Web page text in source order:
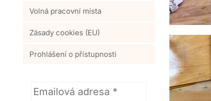
Volná pracovní místa
Zásady cookies (EU)
Prohlášení o přístupnosti